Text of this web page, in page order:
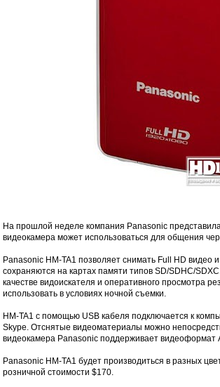
На прошлой неделе компания Panasoniс
видеокамера может использоваться для общения
Panasonic HM-TA1 позволяет снимать Full HD
сохраняются на картах памяти типов SD/SDHC/
качестве видоискателя и оперативного просмотра
использовать в условиях ночной съемки.
HM-TA1 с помощью USB кабеля подключается к
Skype. Отснятые видеоматериалы можно
видеокамера Panasonic поддерживает видеоформат
Panasonic HM-TA1 будет производиться в разных
розничной стоимости $170.